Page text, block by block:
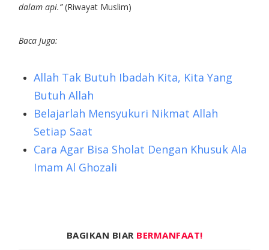
dalam api.”(Riwayat Muslim)
Baca Juga:
Allah Tak Butuh Ibadah Kita, Kita Yang
Butuh Allah
Belajarlah Mensyukuri Nikmat Allah
Setiap Saat
Cara Agar Bisa Sholat Dengan Khusuk Ala
Imam Al Ghozali
BAGIKAN BIAR BERMANFAAT!